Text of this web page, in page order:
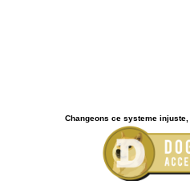
Changeons ce systeme injuste,